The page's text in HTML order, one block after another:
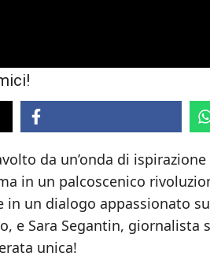
da un’onda di
in un palcoscenico
in un dialogo appassionato
e Sara Segantin,
unica!